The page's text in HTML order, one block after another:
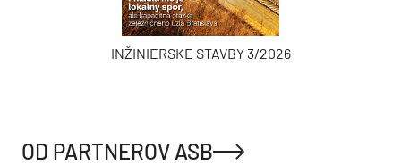
INŽINIERSKE STAVBY 3/2026
OD PARTNEROV ASB